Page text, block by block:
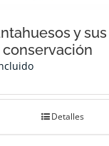
y
Detalles